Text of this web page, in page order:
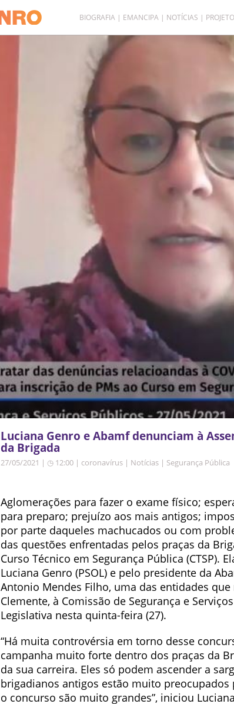
BIOGRAFIA EMANCIPA NOTÍCIAS
Luciana Genro e Abamf denunciam à
da Brigada
27/05/2021 | ◷ 12:00 | coronavírus | Notícias | Segurança Pública
Aglomerações para fazer o exame físico;
para preparo; prejuízo aos mais antigos;
por parte daqueles machucados ou com
das questões enfrentadas pelos praças da
Curso Técnico em Segurança Pública (CTSP).
Luciana Genro (PSOL) e pelo presidente da
Antonio Mendes Filho, uma das entidades que
Clemente, à Comissão de Segurança e
Legislativa nesta quinta-feira (27).
“Há muita controvérsia em torno desse
campanha muito forte dentro dos praças da
da sua carreira. Eles só podem ascender a
brigadianos antigos estão muito
o concurso são muito grandes”, iniciou